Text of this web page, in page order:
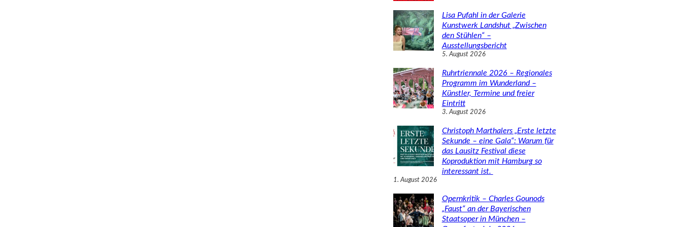
Lisa Pufahl in der Galerie
Kunstwerk Landshut „Zwischen
den Stühlen“ –
Ausstellungsbericht
5. August 2026
Ruhrtriennale 2026 – Regionales
Programm im Wunderland –
Künstler, Termine und freier
Eintritt
3. August 2026
Christoph Marthalers „Erste letzte
Sekunde – eine Gala“: Warum für
das Lausitz Festival diese
Koproduktion mit Hamburg so
interessant ist.
1. August 2026
Opernkritik – Charles Gounods
„Faust“ an der Bayerischen
Staatsoper in München –